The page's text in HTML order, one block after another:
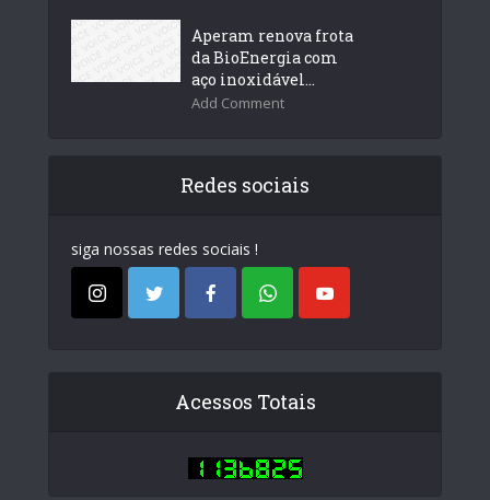
Aperam renova frota
da BioEnergia com
aço inoxidável...
Add Comment
Redes sociais
siga nossas redes sociais !
Acessos Totais